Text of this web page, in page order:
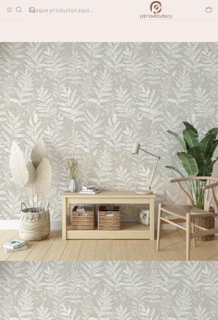
PAPELES MURALES FLORALES